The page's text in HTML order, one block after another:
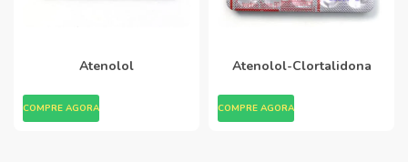
Atenolol
COMPRE AGORA
Atenolol-Clortalidona
COMPRE AGORA